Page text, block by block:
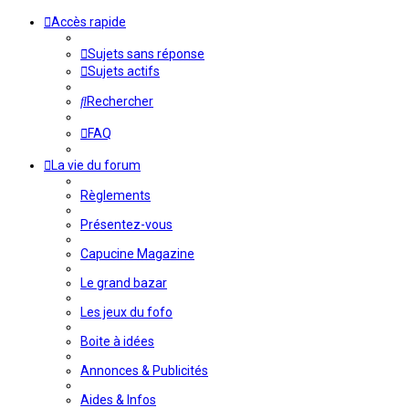
Accès rapide
Sujets sans réponse
Sujets actifs
Rechercher
FAQ
La vie du forum
Règlements
Présentez-vous
Capucine Magazine
Le grand bazar
Les jeux du fofo
Boite à idées
Annonces & Publicités
Aides & Infos